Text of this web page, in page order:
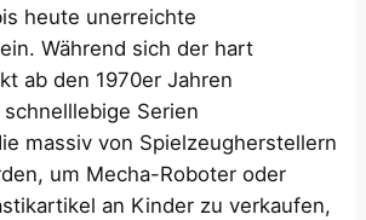
heute unerreichte
Während sich der hart
ab den 1970er Jahren
Serien
massiv von Spielzeugherstellern
um Mecha-Roboter oder
an Kinder zu verkaufen,